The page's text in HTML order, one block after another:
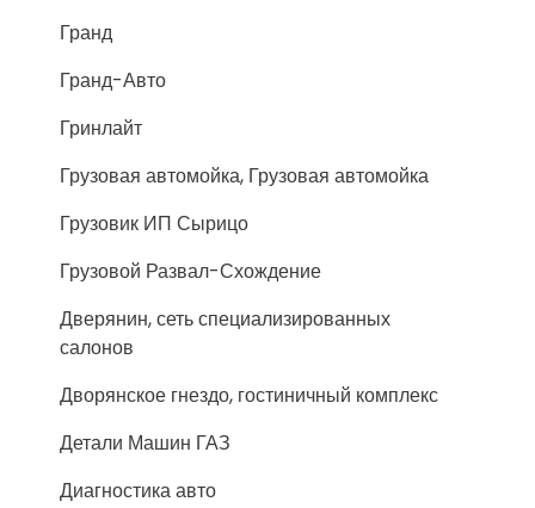
Гранд
Гранд-Авто
Гринлайт
Грузовая автомойка, Грузовая автомойка
Грузовик ИП Сырицо
Грузовой Развал-Схождение
Дверянин, сеть специализированных
салонов
Дворянское гнездо, гостиничный комплекс
Детали Машин ГАЗ
Диагностика авто